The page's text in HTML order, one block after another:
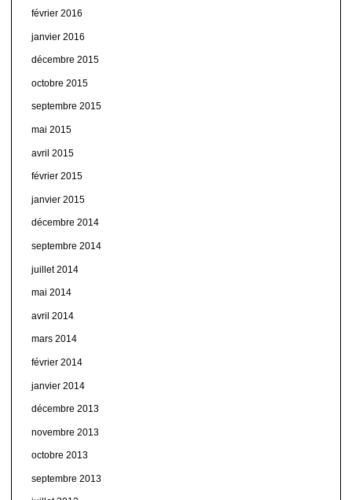
février 2016
janvier 2016
décembre 2015
octobre 2015
septembre 2015
mai 2015
avril 2015
février 2015
janvier 2015
décembre 2014
septembre 2014
juillet 2014
mai 2014
avril 2014
mars 2014
février 2014
janvier 2014
décembre 2013
novembre 2013
octobre 2013
septembre 2013